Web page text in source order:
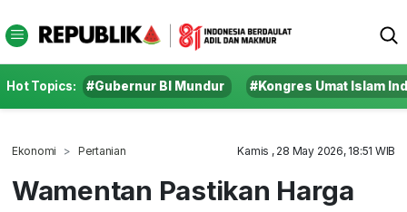
Hot Topics: #Gubernur BI Mundur #Kongres Umat Islam
Ekonomi Pertanian Kamis , 28 May 2026, 18:51 WIB
Wamentan Pastikan Harga